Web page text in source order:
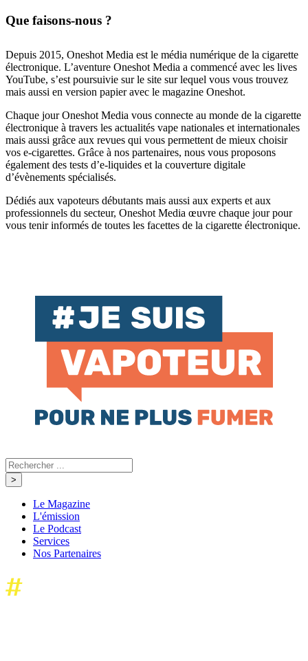
Que faisons-nous ?
Depuis 2015, Oneshot Media est le média numérique de la cigarette
électronique. L’aventure Oneshot Media a commencé avec les lives
YouTube, s’est poursuivie sur le site sur lequel vous vous trouvez
mais aussi en version papier avec le magazine Oneshot.
Chaque jour Oneshot Media vous connecte au monde de la cigarette
électronique à travers les actualités vape nationales et internationales
mais aussi grâce aux revues qui vous permettent de mieux choisir
vos e-cigarettes. Grâce à nos partenaires, nous vous proposons
également des tests d’e-liquides et la couverture digitale
d’évènements spécialisés.
Dédiés aux vapoteurs débutants mais aussi aux experts et aux
professionnels du secteur, Oneshot Media œuvre chaque jour pour
vous tenir informés de toutes les facettes de la cigarette électronique.
Le Magazine
L'émission
Le Podcast
Services
Nos Partenaires